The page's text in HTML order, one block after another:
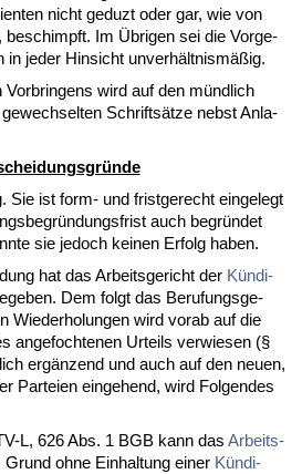
nicht ge­duzt oder gar, wie von
be­schimpft. Im Übri­gen sei die Vor­ge­
in je­der Hin­sicht un­verhält­nismäßig.
wird auf den münd­lich
Schriftsätze nebst An­la­
Sie ist form- und frist­ge­recht ein­ge­legt
auch be­gründet
sie je­doch kei­nen Er­folg ha­ben.
hat das Ar­beits­ge­richt der Kündi­
Dem folgt das Be­ru­fungs­ge­
Wie­der­ho­lun­gen wird vor­ab auf die
an­ge­foch­te­nen Ur­teils ver­wie­sen (§
ergänzend und auch auf den neu­en,
Par­tei­en ein­ge­hend, wird Fol­gen­des
L, 626 Abs. 1 BGB kann das Ar­beits­
oh­ne Ein­hal­tung ei­ner Kündi­